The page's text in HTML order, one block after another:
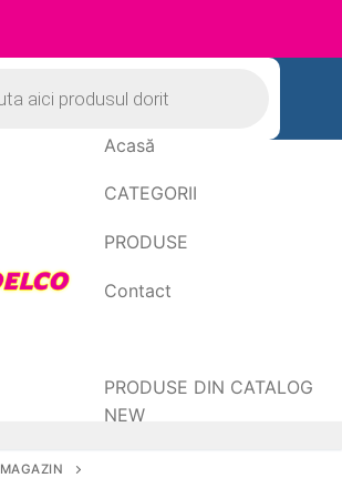
Acasă
CATEGORII
PRODUSE
Contact
PRODUSE DIN CATALOG
NEW
MAGAZIN